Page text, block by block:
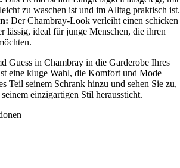
zu waschen ist und im Alltag praktisch ist.
Der Chambray-Look verleiht einen schicken
lässig, ideal für junge Menschen, die ihren
Guess in Chambray in die Garderobe Ihres
eine kluge Wahl, die Komfort und Mode
Teil seinem Schrank hinzu und sehen Sie zu,
einzigartigen Stil heraussticht.